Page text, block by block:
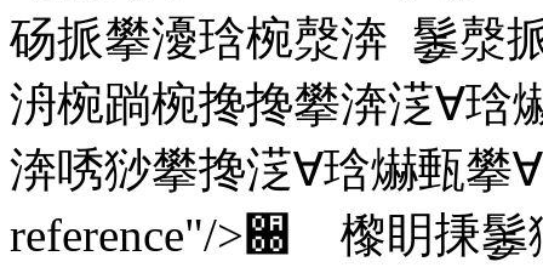
砀挀攀瀀琀椀漀渀 䰀漀
洀椀䠀椀搀搀攀渀㴀∀琀
渀唀猀攀搀㴀∀琀爀甀攀∀
reference"/>਀ 㰀眀㨀䰀